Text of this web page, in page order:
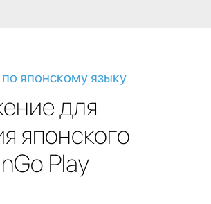
японскому языку
для
японского
Play